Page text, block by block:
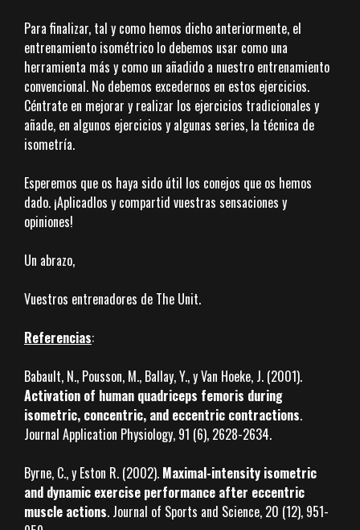
Para finalizar, tal y como hemos dicho anteriormente, el
entrenamiento isométrico lo debemos usar como una
herramienta más y como un añadido a nuestro entrenamiento
convencional. No debemos excedernos en estos ejercicios.
Céntrate en mejorar y realizar los ejercicios tradicionales y
añade, en algunos ejercicios y algunas series, la técnica de
isometría.
Esperemos que os haya sido útil los conejos que os hemos
dado. ¡Aplicadlos y compartid vuestras sensaciones y
opiniones!
Un abrazo,
Vuestros entrenadores de The Unit.
Referencias:
Babault, N., Pousson, M., Ballay, Y., y Van Hoeke, J. (2001).
Activation of human quadriceps femoris during
isometric, concentric, and eccentric contractions.
Journal Application Physiology, 91 (6), 2628-2634.
Byrne, C., y Eston R. (2002). Maximal-intensity isometric
and dynamic exercise performance after eccentric
muscle actions. Journal of Sports and Science, 20 (12), 951-